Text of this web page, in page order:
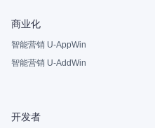
商业化
智能营销 U-AppWin
智能营销 U-AddWin
开发者